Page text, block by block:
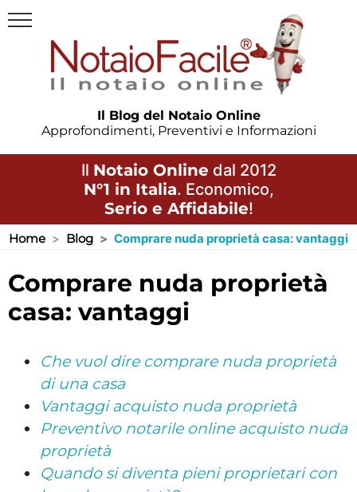
Il Blog del Notaio Online
Approfondimenti, Preventivi e Informazioni
Il Notaio Online dal 2012
N°1 in Italia. Economico,
Serio e Affidabile!
Home Blog Comprare nuda proprietà casa: vantaggi
comprare nuda proprietà
casa: vantaggi
Che vuol dire comprare nuda proprietà
di una casa
Vantaggi acquisto nuda proprietà
Preventivo notarile online acquisto nuda
proprietà
Quando si diventa pieni proprietari con